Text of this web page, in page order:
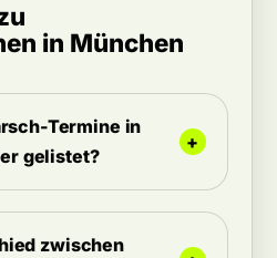
in München
Termine in
gelistet?
zwischen